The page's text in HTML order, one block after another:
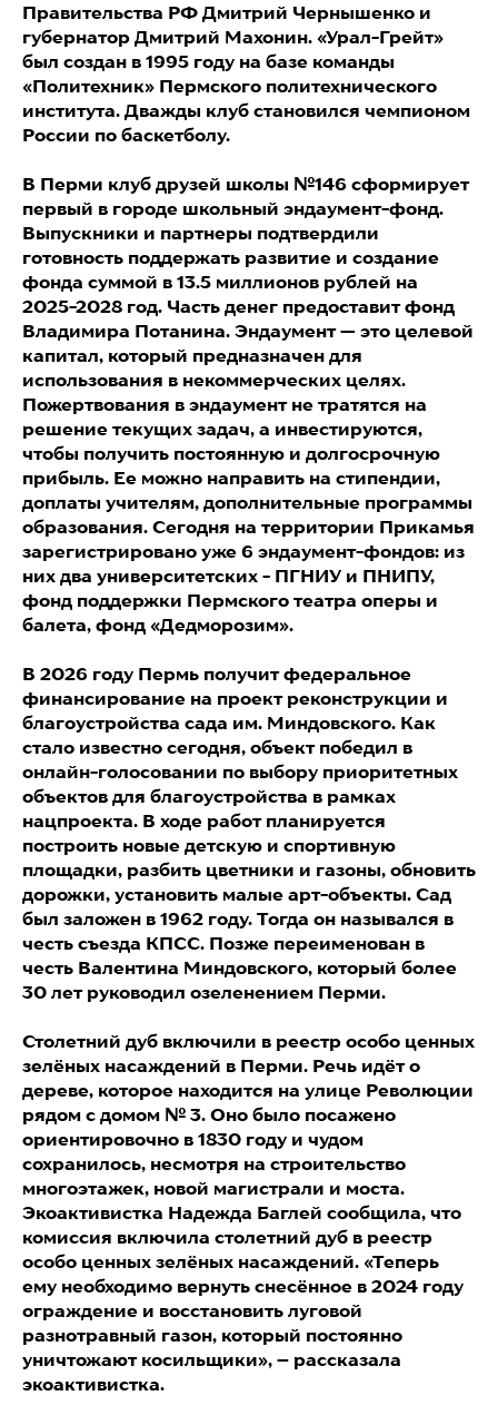
Правительства РФ Дмитрий Чернышенко и
губернатор Дмитрий Махонин. «Урал-Грейт»
был создан в 1995 году на базе команды
«Политехник» Пермского политехнического
института. Дважды клуб становился чемпионом
России по баскетболу.
В Перми клуб друзей школы №146 сформирует
первый в городе школьный эндаумент-фонд.
Выпускники и партнеры подтвердили
готовность поддержать развитие и создание
фонда суммой в 13.5 миллионов рублей на
2025-2028 год. Часть денег предоставит фонд
Владимира Потанина. Эндаумент — это целевой
капитал, который предназначен для
использования в некоммерческих целях.
Пожертвования в эндаумент не тратятся на
решение текущих задач, а инвестируются,
чтобы получить постоянную и долгосрочную
прибыль. Ее можно направить на стипендии,
доплаты учителям, дополнительные программы
образования. Сегодня на территории Прикамья
зарегистрировано уже 6 эндаумент-фондов: из
них два университетских - ПГНИУ и ПНИПУ,
фонд поддержки Пермского театра оперы и
балета, фонд «Дедморозим».
В 2026 году Пермь получит федеральное
финансирование на проект реконструкции и
благоустройства сада им. Миндовского. Как
стало известно сегодня, объект победил в
онлайн-голосовании по выбору приоритетных
объектов для благоустройства в рамках
нацпроекта. В ходе работ планируется
построить новые детскую и спортивную
площадки, разбить цветники и газоны, обновить
дорожки, установить малые арт-объекты. Сад
был заложен в 1962 году. Тогда он назывался в
честь съезда КПСС. Позже переименован в
честь Валентина Миндовского, который более
30 лет руководил озеленением Перми.
Столетний дуб включили в реестр особо ценных
зелёных насаждений в Перми. Речь идёт о
дереве, которое находится на улице Революции
рядом с домом № 3. Оно было посажено
ориентировочно в 1830 году и чудом
сохранилось, несмотря на строительство
многоэтажек, новой магистрали и моста.
Экоактивистка Надежда Баглей сообщила, что
комиссия включила столетний дуб в реестр
особо ценных зелёных насаждений. «Теперь
ему необходимо вернуть снесённое в 2024 году
ограждение и восстановить луговой
разнотравный газон, который постоянно
уничтожают косильщики», – рассказала
экоактивистка.